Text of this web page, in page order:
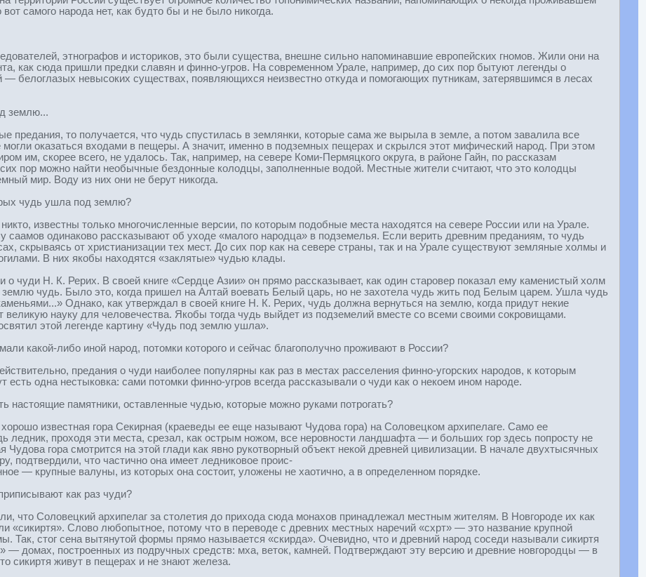
самого народа нет, как будто бы и не было никогда.
этнографов и историков, это были существа, внешне сильно напоминавшие европейских гномов. Жили они на
как сюда пришли предки славян и финно-угров. На современном Урале, например, до сих пор бытуют легенды о
белоглазых невысоких существах, появляющихся неизвестно откуда и помогающих путникам, затерявшимся в лесах
землю...
предания, то получается, что чудь спустилась в землянки, которые сама же вырыла в земле, а потом завалила все
оказаться входами в пещеры. А значит, именно в подземных пещерах и скрылся этот мифический народ. При этом
им, скорее всего, не удалось. Так, например, на севере Коми-Пермяцкого округа, в районе Гайн, по рассказам
пор можно найти необычные бездонные колодцы, заполненные водой. Местные жители считают, что это колодцы
мир. Воду из них они не берут никогда.
чудь ушла под землю?
известны только многочисленные версии, по которым подобные места находятся на севере России или на Урале.
саамов одинаково рассказывают об уходе «малого народца» в подземелья. Если верить древним преданиям, то чудь
скрываясь от христианизации тех мест. До сих пор как на севере страны, так и на Урале существуют земляные холмы и
В них якобы находятся «заклятые» чудью клады.
о чуди Н. К. Рерих. В своей книге «Сердце Азии» он прямо рассказывает, как один старовер показал ему каменистый холм
чудь. Было это, когда пришел на Алтай воевать Белый царь, но не захотела чудь жить под Белым царем. Ушла чудь
Однако, как утверждал в своей книге Н. К. Рерих, чудь должна вернуться на землю, когда придут некие
великую науку для человечества. Якобы тогда чудь выйдет из подземелий вместе со всеми своими сокровищами.
этой легенде картину «Чудь под землю ушла».
какой-либо иной народ, потомки которого и сейчас благополучно проживают в России?
предания о чуди наиболее популярны как раз в местах расселения финно-угорских народов, к которым
есть одна нестыковка: сами потомки финно-угров всегда рассказывали о чуди как о некоем ином народе.
настоящие памятники, оставленные чудью, которые можно руками потрогать?
известная гора Секирная (краеведы ее еще называют Чудова гора) на Соловецком архипелаге. Само ее
ледник, проходя эти места, срезал, как острым ножом, все неровности ландшафта — и больших гор здесь попросту не
Чудова гора смотрится на этой глади как явно рукотворный объект некой древней цивилизации. В начале двухтысячных
подтвердили, что частично она имеет ледниковое проис-
— крупные валуны, из которых она состоит, уложены не хаотично, а в определенном порядке.
как раз чуди?
что Соловецкий архипелаг за столетия до прихода сюда монахов принадлежал местным жителям. В Новгороде их как
«сикиртя». Слово любопытное, потому что в переводе с древних местных наречий «схрт» — это название крупной
Так, стог сена вытянутой формы прямо называется «скирда». Очевидно, что и древний народ соседи называли сикиртя
— домах, построенных из подручных средств: мха, веток, камней. Подтверждают эту версию и древние новгородцы — в
сикиртя живут в пещерах и не знают железа.